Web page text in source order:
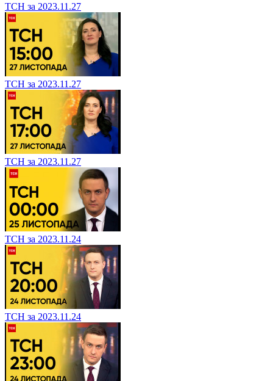
ТСН за 2023.11.27
ТСН за 2023.11.27
ТСН за 2023.11.27
ТСН за 2023.11.24
ТСН за 2023.11.24